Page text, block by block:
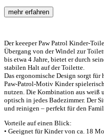
mehr erfahren
Der keeeper Paw Patrol Kinder-
Übergang von der Windel zur
bis etwa 4 Jahre, bietet er durch
stabilen Halt auf der Toilette.
Das ergonomische Design sorgt
Paw-Patrol-Motiv Kinder
nutzen. Die Kombination aus
optisch in jedes Badezimmer. Der
und reinigen – perfekt für den
Vorteile auf einen Blick:
• Geeignet für Kinder von ca. 18